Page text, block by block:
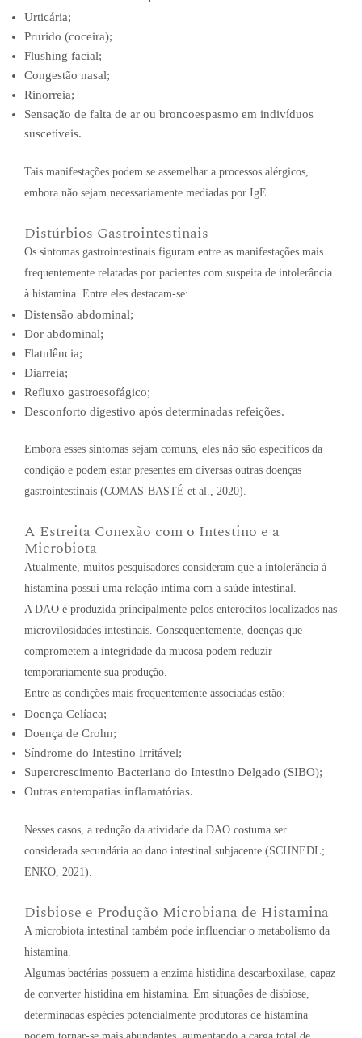
Urticária;
Prurido (coceira);
Flushing facial;
Congestão nasal;
Rinorreia;
Sensação de falta de ar ou broncoespasmo em indivíduos
suscetíveis.
Tais manifestações podem se assemelhar a processos alérgicos,
embora não sejam necessariamente mediadas por IgE.
Distúrbios Gastrointestinais
Os sintomas gastrointestinais figuram entre as manifestações mais
frequentemente relatadas por pacientes com suspeita de intolerância
à histamina. Entre eles destacam-se:
Distensão abdominal;
Dor abdominal;
Flatulência;
Diarreia;
Refluxo gastroesofágico;
Desconforto digestivo após determinadas refeições.
Embora esses sintomas sejam comuns, eles não são específicos da
condição e podem estar presentes em diversas outras doenças
gastrointestinais (COMAS-BASTÉ et al., 2020).
A Estreita Conexão com o Intestino e a
Microbiota
Atualmente, muitos pesquisadores consideram que a intolerância à
histamina possui uma relação íntima com a saúde intestinal.
A DAO é produzida principalmente pelos enterócitos localizados nas
microvilosidades intestinais. Consequentemente, doenças que
comprometem a integridade da mucosa podem reduzir
temporariamente sua produção.
Entre as condições mais frequentemente associadas estão:
Doença Celíaca;
Doença de Crohn;
Síndrome do Intestino Irritável;
Supercrescimento Bacteriano do Intestino Delgado (SIBO);
Outras enteropatias inflamatórias.
Nesses casos, a redução da atividade da DAO costuma ser
considerada secundária ao dano intestinal subjacente (SCHNEDL;
ENKO, 2021).
Disbiose e Produção Microbiana de Histamina
A microbiota intestinal também pode influenciar o metabolismo da
histamina.
Algumas bactérias possuem a enzima histidina descarboxilase, capaz
de converter histidina em histamina. Em situações de disbiose,
determinadas espécies potencialmente produtoras de histamina